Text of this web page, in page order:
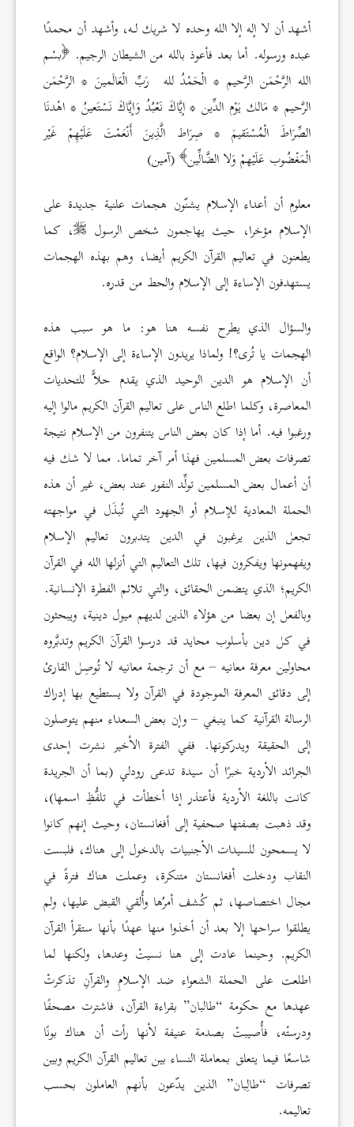
أشهد أن لا إله إلا الله وحده لا شريك لـه، وأشهد أن محمدًا
عبده ورسوله. أما بعد فأعوذ بالله من الشيطان الرجيم. بسْم
الله الرَّحْمَن الرَّحيم * الْحَمْدُ لله رَبِّ الْعَالَمينَ * الرَّحْمَن
الرَّحيم * مَالك يَوْم الدِّين * إيَّاكَ نَعْبُدُ وَإيَّاكَ نَسْتَعينُ * اهْدنَا
الصِّرَاطَ الْمُسْتَقيمَ * صِرَاط الَّذِينَ أَنْعَمْتَ عَلَيْهِمْ غَيْر
الْمَغْضُوب عَلَيْهمْ وَلا الضَّالِّين (آمين)
معلوم أن أعداء الإسلام يشنّون هجمات علنية جديدة على
الإسلام مؤخرا، حيث يهاجمون شخص الرسول
، كما
يطعنون في تعاليم القرآن الكريم أيضا، وهم بهذه الهجمات
يستهدفون الإساءة إلى الإسلام والحط من قدره.
والسؤال الذي يطرح نفسه هنا هو: ما هو سبب هذه
الهجمات يا تُرى؟! ولماذا يريدون الإساءة إلى الإسلام؟ الواقع
أن الإسلام هو الدين الوحيد الذي يقدم حلاًّ للتحديات
المعاصرة، وكلما اطلع الناس على تعاليم القرآن الكريم مالوا إليه
ورغبوا فيه. أما إذا كان بعض الناس يتنفرون من الإسلام نتيجة
تصرفات بعض المسلمين فهذا أمر آخر تماما. مما لا شك فيه
أن أعمال بعض المسلمين تولِّد النفور عند بعض، غير أن هذه
الحملة المعادية للإسلام أو الجهود التي تُبذَل في مواجهته
تجعل الذين يرغبون في الدين يتدبرون تعاليم الإسلام
ويفهمونها ويفكرون فيها، تلك التعاليم التي أنزلها الله في القرآن
الكريم؛ الذي يتضمن الحقائق، والتي تلائم الفطرة الإنسانية.
وبالفعل إن بعضا من هؤلاء الذين لديهم ميول دينية، ويبحثون
في كل دين بأسلوب محايد قد درسوا القرآنَ الكريم وتدبَّروه
محاولين معرفة معانيه – مع أن ترجمة معانيه لا تُوصِل القارئ
إلى دقائق المعرفة الموجودة في القرآن ولا يستطيع بها إدراك
الرسالة القرآنية كما ينبغي – وإن بعض السعداء منهم يتوصلون
إلى الحقيقة ويدركونها. ففي الفترة الأخير نشرت إحدى
الجرائد الأردية خبرًا أن سيدة تدعى رودلي (بما أن الجريدة
كانت باللغة الأردية فأعتذر إذا أخطأت في تلفُّظِ اسمها)،
وقد ذهبت بصفتها صحفية إلى أفغانستان، وحيث إنهم كانوا
لا يسمحون للسيدات الأجنبيات بالدخول إلى هناك، فلبست
النقاب ودخلت أفغانستان متنكرة، وعملت هناك فترةً في
مجال اختصاصها، ثم كُشف أمرُها وأُلقي القبض عليها، ولم
يطلقوا سراحها إلا بعد أن أخذوا منها عهدًا بأنها ستقرأ القرآن
الكريم. وحينما عادت إلى هنا نسيتْ وعدها، ولكنها لما
اطلعت على الحملة الشعواء ضد الإسلامِ والقرآنِ تذكرتْ
عهدها مع حكومة “طالبان” بقراءة القرآن، فاشترت مصحفًا
ودرستْه، فأُصيبتْ بصدمة عنيفة لأنها رأت أن هناك بونًا
شاسعًا فيما يتعلق بمعاملة النساء بين تعاليم القرآن الكريم وبين
تصرفات “طالِبان” الذين يدّعون بأنهم العاملون بحسب
تعاليمه.